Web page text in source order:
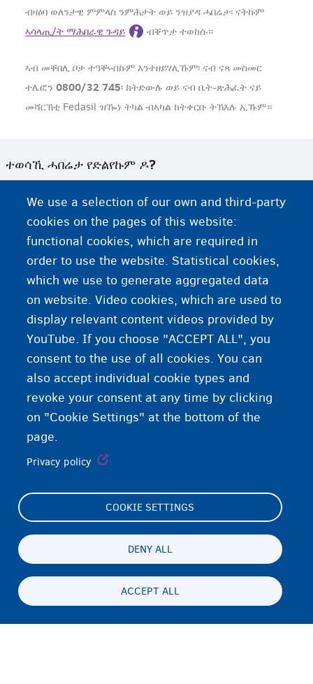
ብዛዕባ ወለንታዊ ምምላስ ንምሕታት ወይ ንዝያዳ ሓበሬታ፡ ናትኩም
ኣሳላጢ/ት ማሕበራዊ ጉዳይ
ብቐጥታ ተወከሱ።
ኣብ መቐበሊ ቦታ ተዓቚብኩም እንተዘይሃሊኹም፡ ናብ ናጻ መስመር
ተሌፎን 0800/32 745፡ ክትድውሉ ወይ ናብ ቤት-ጽሕፈት ናይ
መሻርኽቲ Fedasil ዝዀነ ትካል ብኣካል ክትቀርቡ ትኽእሉ ኢኹም።
ተወሳኺ ሓበሬታ የድልየኩም ዶ?
ንፕሮግራም ወለንታዊ ምምላስ ናይ Fedasil ተወከሱ
ኣማራጺታት ናይ ዝተናውሐ መስርሕ ምቕባል ከምኡ'ውን ምምላስ ወጻእተኛ
ዴስክታት ምምላስ ስደተኛታት
ኣሉታዊ ውሳኔ
We use a selection of our own and third-party
cookies on the pages of this website:
functional cookies, which are required in
order to use the website. Statistical cookies,
which we use to generate aggregated data
on website. Video cookies, which are used to
display relevant content videos provided by
YouTube. If you choose "ACCEPT ALL", you
consent to the use of all cookies. You can
also accept individual cookie types and
revoke your consent at any time by clicking
on "Cookie Settings" at the bottom of the
page.
Privacy policy
COOKIE SETTINGS
DENY ALL
ACCEPT ALL
Footer
(menu)
Cookie Settings
ጉዳይ ብሕትውናን ባዕላዊ ሕድገት መሰልን
TI
Persistent
menu